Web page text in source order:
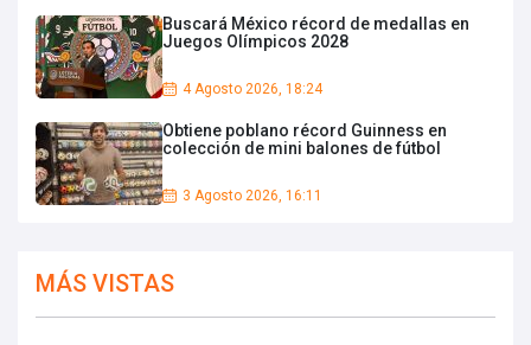
Buscará México récord de medallas en
Juegos Olímpicos 2028
4 Agosto 2026, 18:24
Obtiene poblano récord Guinness en
colección de mini balones de fútbol
3 Agosto 2026, 16:11
MÁS VISTAS